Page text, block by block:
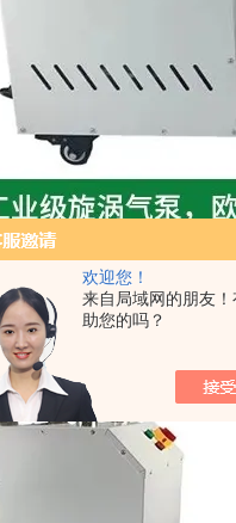
欢迎您！
来自局域网的朋友
助您的吗？